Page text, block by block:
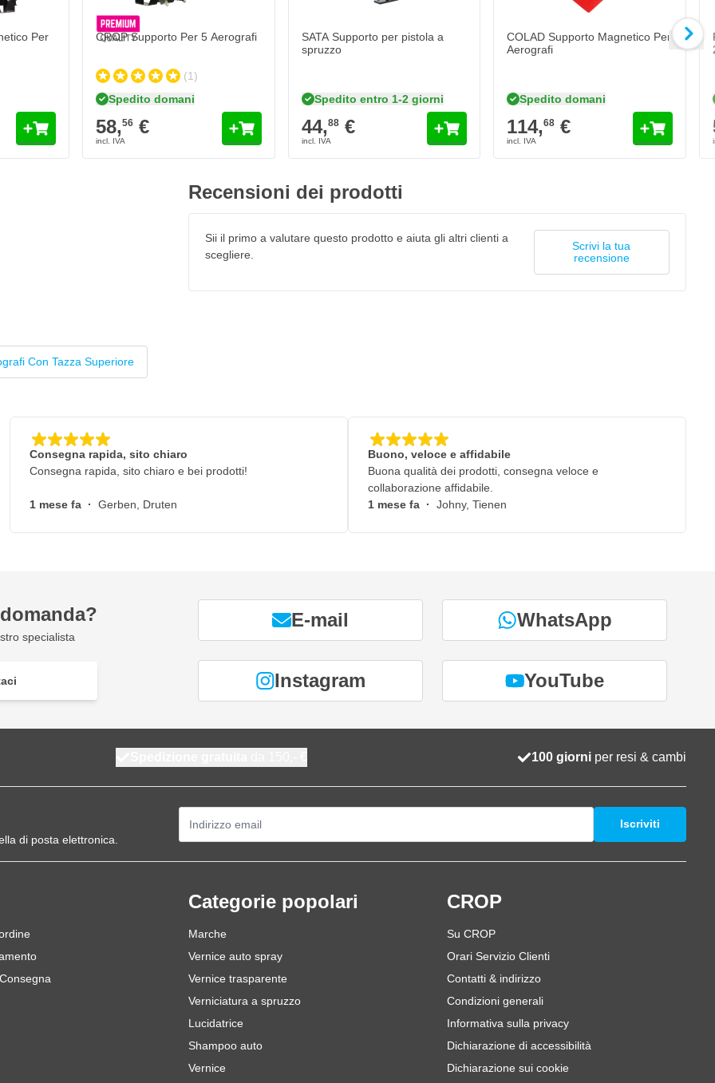
il regolatore d'aria FINIXA con
con precisione l'aria
Grazie alle sue dimensioni
le pistole di verniciatura.
Per
CROP Supporto Per 5 Aerografi
(1)
Spedito domani
58,56 €
SATA Supporto per pistola a
spruzzo
Spedito entro 1-2 giorni
44,88€
COLAD Supporto Magnetico Per
Aerografi
Spedito domani
114,68 €
Recensioni dei prodotti
Sii il primo a valutare questo prodotto e aiuta gli altri clienti a
scegliere.
Scrivi la tua
recensione
Con Tazza Superiore
Consegna rapida, sito chiaro
Consegna rapida, sito chiaro e bei prodotti!
1 mese fa · Gerben, Druten
Buono, veloce e affidabile
Buona qualità dei prodotti, consegna veloce e
collaborazione affidabile.
1 mese fa · Johny, Tienen
specialista
E-mail WhatsApp
Instagram YouTube
100 giorni per resi & cambi
di posta elettronica.
Iscriviti
Categorie popolari
Marche
Vernice auto spray
Vernice trasparente
Verniciatura a spruzzo
Lucidatrice
Shampoo auto
Vernice
CROP
Su CROP
Orari Servizio Clienti
Contatti & indirizzo
Condizioni generali
Informativa sulla privacy
Dichiarazione di accessibilità
Dichiarazione sui cookie